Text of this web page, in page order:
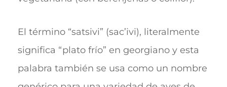
El término “satsivi” (sac’ivi), literalmente
significa “plato frío” en georgiano y esta
palabra también se usa como un nombre